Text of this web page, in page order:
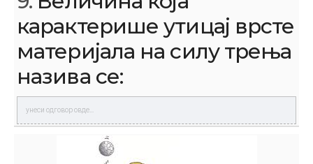
карактерише утицај врсте
материјала на силу трења
назива се: